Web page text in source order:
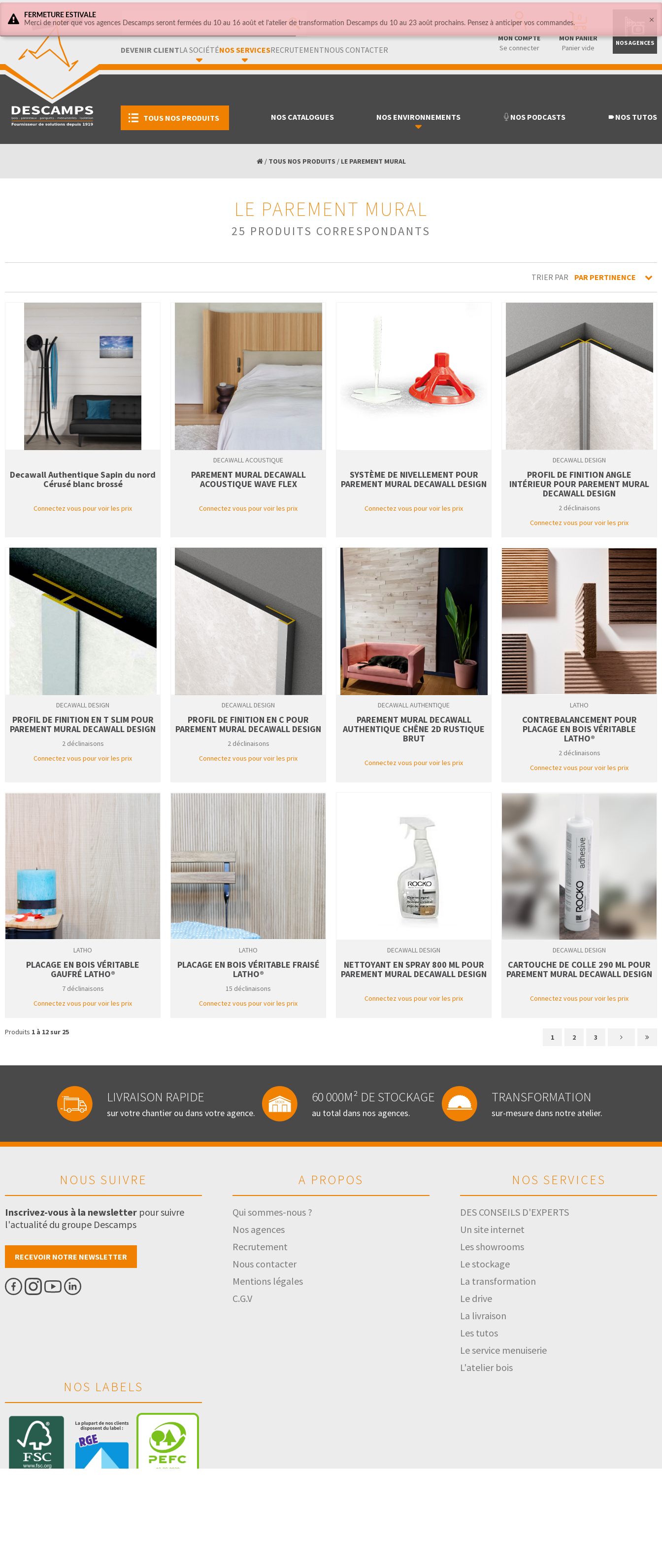
DEVENIR CLIENTLA SOCIÉTÉNOS SERVICESRECRUTEMENTNOUS CONTACTER
MON COMPTE
Se connecter
MON PANIER
Panier vide
NOS AGENCES
TOUS NOS PRODUITS NOS CATALOGUES NOS ENVIRONNEMENTS NOS PODCASTS NOS TUTOS
/ TOUS NOS PRODUITS / LE PAREMENT MURAL
LE PAREMENT MURAL
25 PRODUITS CORRESPONDANTS
TRIER PAR PAR PERTINENCE
Decawall Authentique Sapin du nord
Cérusé blanc brossé
Connectez vous pour voir les prix
DECAWALL ACOUSTIQUE
PAREMENT MURAL DECAWALL
ACOUSTIQUE WAVE FLEX
Connectez vous pour voir les prix
SYSTÈME DE NIVELLEMENT POUR
PAREMENT MURAL DECAWALL DESIGN
Connectez vous pour voir les prix
DECAWALL DESIGN
PROFIL DE FINITION ANGLE
INTÉRIEUR POUR PAREMENT MURAL
DECAWALL DESIGN
2 déclinaisons
Connectez vous pour voir les prix
DECAWALL DESIGN
PROFIL DE FINITION EN T SLIM POUR
PAREMENT MURAL DECAWALL DESIGN
2 déclinaisons
Connectez vous pour voir les prix
DECAWALL DESIGN
PROFIL DE FINITION EN C POUR
PAREMENT MURAL DECAWALL DESIGN
2 déclinaisons
Connectez vous pour voir les prix
DECAWALL AUTHENTIQUE
PAREMENT MURAL DECAWALL
AUTHENTIQUE CHÊNE 2D RUSTIQUE
BRUT
Connectez vous pour voir les prix
LATHO
CONTREBALANCEMENT POUR
PLACAGE EN BOIS VÉRITABLE
LATHO®
2 déclinaisons
Connectez vous pour voir les prix
LATHO
PLACAGE EN BOIS VÉRITABLE
GAUFRÉ LATHO®
7 déclinaisons
Connectez vous pour voir les prix
LATHO
PLACAGE EN BOIS VÉRITABLE FRAISÉ
LATHO®
15 déclinaisons
Connectez vous pour voir les prix
DECAWALL DESIGN
NETTOYANT EN SPRAY 800 ML POUR
PAREMENT MURAL DECAWALL DESIGN
Connectez vous pour voir les prix
DECAWALL DESIGN
CARTOUCHE DE COLLE 290 ML POUR
PAREMENT MURAL DECAWALL DESIGN
Connectez vous pour voir les prix
Produits 1 à 12 sur 25
1 2 3
LIVRAISON RAPIDE
sur votre chantier ou dans votre agence.
60 000M² DE STOCKAGE
au total dans nos agences.
TRANSFORMATION
sur-mesure dans notre atelier.
NOUS SUIVRE
Inscrivez-vous à la newsletter pour suivre
l'actualité du groupe Descamps
RECEVOIR NOTRE NEWSLETTER
A PROPOS
Qui sommes-nous ?
Nos agences
Recrutement
Nous contacter
Mentions légales
C.G.V
NOS SERVICES
DES CONSEILS D'EXPERTS
Un site internet
Les showrooms
Le stockage
La transformation
Le drive
La livraison
Les tutos
Le service menuiserie
L'atelier bois
NOS LABELS
FERMETURE ESTIVALE
Merci de noter que vos agences Descamps seront fermées du 10 au 16 août et l'atelier de transformation Descamps du 10 au 23 août prochains. Pensez à anticiper vos commandes.